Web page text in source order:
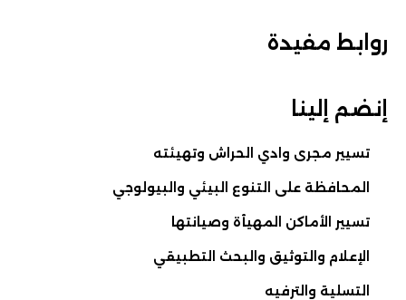
روابط مفيدة
إنضم إلينا
تسيير مجرى وادي الحراش وتهيئته
المحافظة على التنوع البيئي والبيولوجي
تسيير الأماكن المهيأة وصيانتها
الإعلام والتوثيق والبحث التطبيقي
التسلية والترفيه